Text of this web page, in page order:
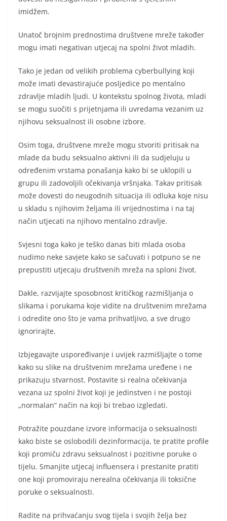
imidžem.
Unatoč brojnim prednostima društvene mreže također
mogu imati negativan utjecaj na spolni život mladih.
Tako je jedan od velikih problema cyberbullying koji
može imati devastirajuće posljedice po mentalno
zdravlje mladih ljudi. U kontekstu spolnog života, mladi
se mogu suočiti s prijetnjama ili uvredama vezanim uz
njihovu seksualnost ili osobne izbore.
Osim toga, društvene mreže mogu stvoriti pritisak na
mlade da budu seksualno aktivni ili da sudjeluju u
određenim vrstama ponašanja kako bi se uklopili u
grupu ili zadovoljili očekivanja vršnjaka. Takav pritisak
može dovesti do neugodnih situacija ili odluka koje nisu
u skladu s njihovim željama ili vrijednostima i na taj
način utjecati na njihovo mentalno zdravlje.
Svjesni toga kako je teško danas biti mlada osoba
nudimo neke savjete kako se sačuvati i potpuno se ne
prepustiti utjecaju društvenih mreža na sploni život.
Dakle, razvijajte sposobnost kritičkog razmišljanja o
slikama i porukama koje vidite na društvenim mrežama
i odredite ono što je vama prihvatljivo, a sve drugo
ignorirajte.
Izbjegavajte uspoređivanje i uvijek razmišljajte o tome
kako su slike na društvenim mrežama uređene i ne
prikazuju stvarnost. Postavite si realna očekivanja
vezana uz spolni život koji je jedinstven i ne postoji
„normalan“ način na koji bi trebao izgledati.
Potražite pouzdane izvore informacija o seksualnosti
kako biste se oslobodili dezinformacija, te pratite profile
koji promiču zdravu seksualnost i pozitivne poruke o
tijelu. Smanjite utjecaj influensera i prestanite pratiti
one koji promoviraju nerealna očekivanja ili toksične
poruke o seksualnosti.
Radite na prihvaćanju svog tijela i svojih želja bez